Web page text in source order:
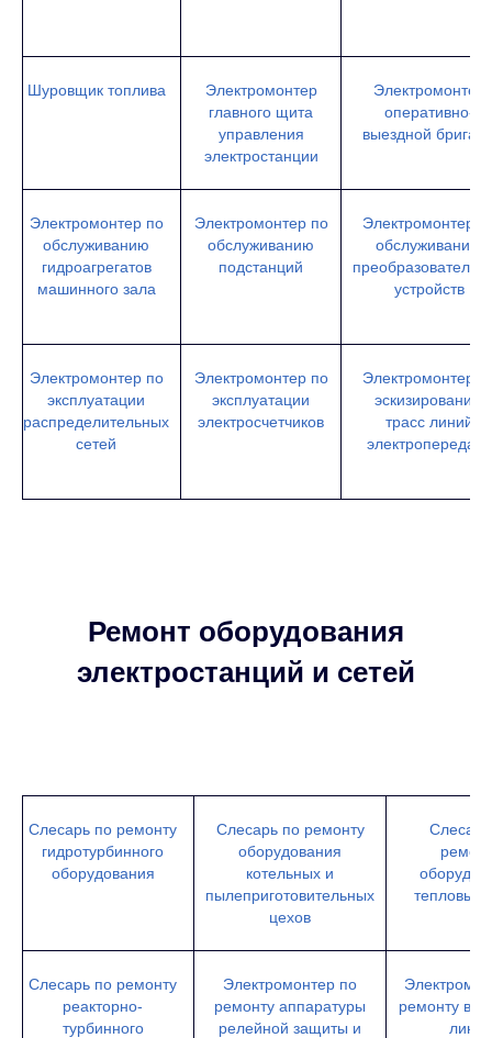
Шуровщик топлива
Электромонтер
главного щита
управления
электростанции
Электромонтер
оперативно-
выездной
Электромонтер по
обслуживанию
гидроагрегатов
машинного зала
Электромонтер по
обслуживанию
подстанций
Электромонтер
обслуживанию
устройств
Электромонтер по
эксплуатации
распределительных
сетей
Электромонтер по
эксплуатации
электросчетчиков
Электромонтер
эскизированию
трасс линий
электропередачи
Ремонт оборудования
электростанций и сетей
Слесарь по ремонту
гидротурбинного
оборудования
Слесарь по ремонту
оборудования
котельных и
пылеприготовительных
цехов
тепловых
Слесарь по ремонту
реакторно-
турбинного
Электромонтер по
ремонту аппаратуры
релейной защиты и
ремонту
линий